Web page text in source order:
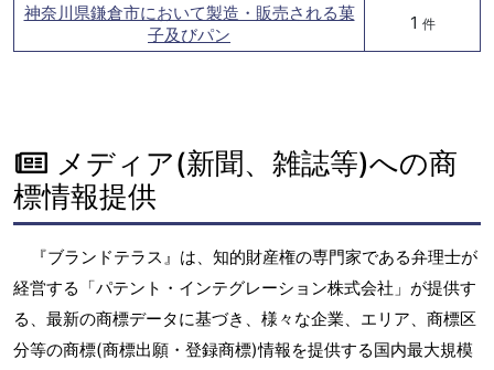
神奈川県鎌倉市において製造・販売される菓
子及びパン
1 件
メディア(新聞、雑誌等)への商
標情報提供
『ブランドテラス』は、知的財産権の専門家である弁理士が
経営する「パテント・インテグレーション株式会社」が提供す
る、最新の商標データに基づき、様々な企業、エリア、商標区
分等の商標(商標出願・登録商標)情報を提供する国内最大規模